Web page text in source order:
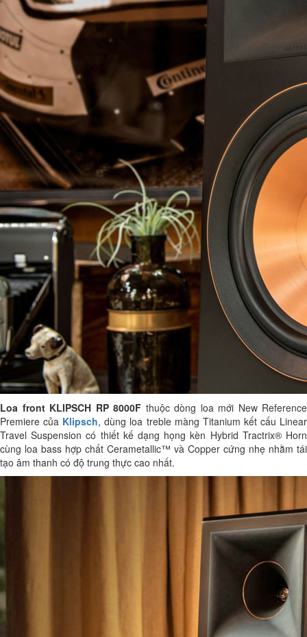
Loa front KLIPSCH RP 8000F thuộc dòng loa mới New Reference
Premiere của Klipsch, dùng loa treble màng Titanium kết cấu Linear
Travel Suspension có thiết kế dạng họng kèn Hybrid Tractrix® Horn
cùng loa bass hợp chất Cerametallic™ và Copper cứng nhẹ nhằm tái
tạo âm thanh có độ trung thực cao nhất.